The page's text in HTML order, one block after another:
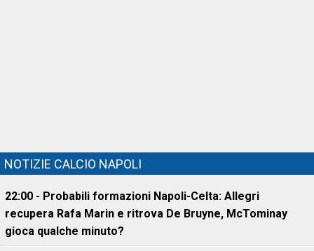
NOTIZIE CALCIO NAPOLI
22:00 - Probabili formazioni Napoli-Celta: Allegri
recupera Rafa Marin e ritrova De Bruyne, McTominay
gioca qualche minuto?